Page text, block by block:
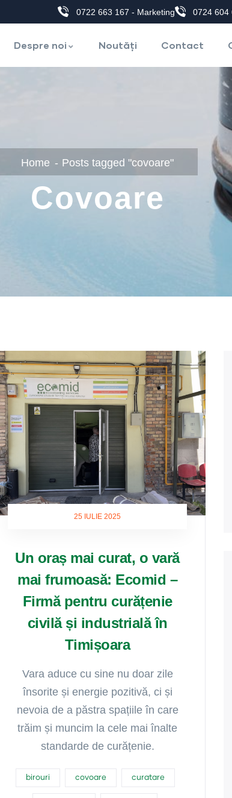
0722 663 167 - Marketing 0724 604
Despre noi Noutăți Contact
Home Posts tagged "covoare"
Covoare
25 IULIE 2025
Un oraș mai curat, o vară
mai frumoasă: Ecomid –
Firmă pentru curățenie
civilă și industrială în
Timișoara
Vara aduce cu sine nu doar zile
însorite și energie pozitivă, ci și
nevoia de a păstra spațiile în care
trăim și muncim la cele mai înalte
standarde de curățenie.
birouri covoare curatare